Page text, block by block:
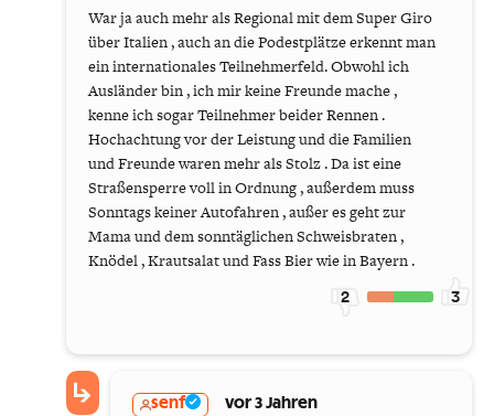
War ja auch mehr als Regional mit dem Super Giro
über Italien , auch an die Podestplätze erkennt man
ein internationales Teilnehmerfeld. Obwohl ich
Ausländer bin , ich mir keine Freunde mache ,
kenne ich sogar Teilnehmer beider Rennen .
Hochachtung vor der Leistung und die Familien
und Freunde waren mehr als Stolz . Da ist eine
Straßensperre voll in Ordnung , außerdem muss
Sonntags keiner Autofahren , außer es geht zur
Mama und dem sonntäglichen Schweisbraten ,
Knödel , Krautsalat und Fass Bier wie in Bayern .
2 3
senf vor 3 Jahren